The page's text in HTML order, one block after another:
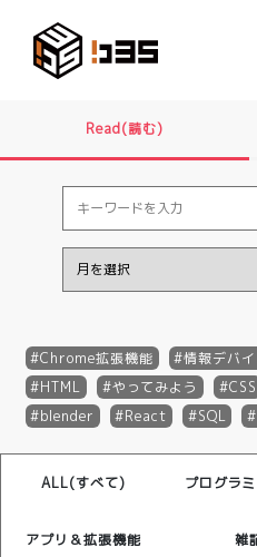
Read(読む)
Chrome拡張機能 情報デバ
HTML
やってみよう CSS
blender
React SQL
ALL(すべて) プログラ
アプリ＆拡張機能 雑